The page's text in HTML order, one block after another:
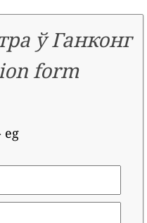
ў Ганконг
form
eg